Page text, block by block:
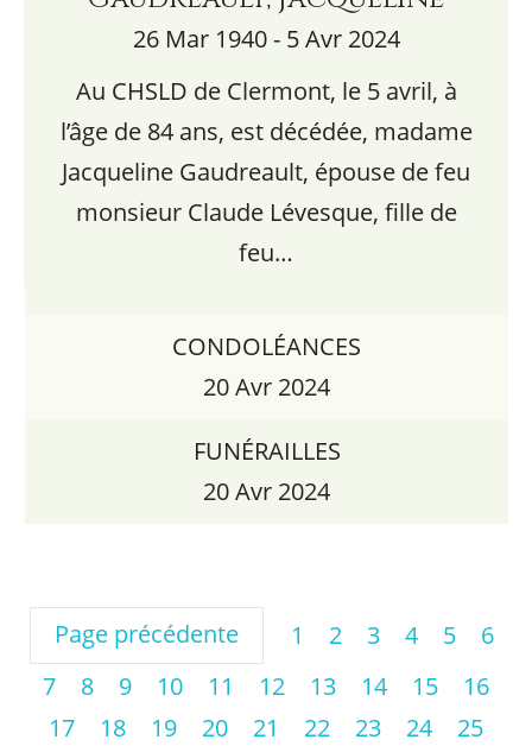
26 Mar 1940 - 5 Avr 2024
Au CHSLD de Clermont, le 5 avril, à
l’âge de 84 ans, est décédée, madame
Jacqueline Gaudreault, épouse de feu
monsieur Claude Lévesque, fille de
feu…
CONDOLÉANCES
20 Avr 2024
FUNÉRAILLES
20 Avr 2024
Page précédente 1 2 3 4 5
6
7
8 9 10 11 12 13 14 15
16
17
18 19 20 21 22 23 24
25